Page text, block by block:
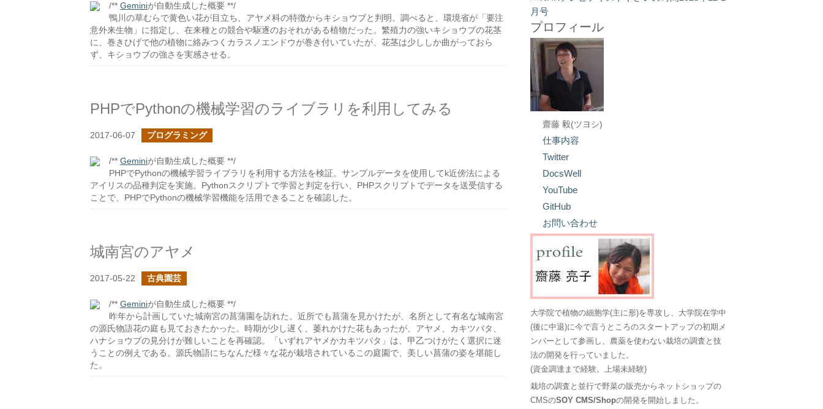
/** Geminiが自動生成した概要 **/
鴨川の草むらで黄色い花が目立ち、アヤメ科の特徴からキショウブと判明。調べると、環境省が「要注
意外来生物」に指定し、在来種との競合や駆逐のおそれがある植物だった。繁殖力の強いキショウブの花茎
に、巻きひげで他の植物に絡みつくカラスノエンドウが巻き付いていたが、花茎は少ししか曲がっておら
ず、キショウブの強さを実感させる。
PHPでPythonの機械学習のライブラリを利用してみる
2017-06-07 プログラミング
/** Geminiが自動生成した概要 **/
PHPでPythonの機械学習ライブラリを利用する方法を検証。サンプルデータを使用してk近傍法による
アイリスの品種判定を実施。Pythonスクリプトで学習と判定を行い、PHPスクリプトでデータを送受信する
ことで、PHPでPythonの機械学習機能を活用できることを確認した。
城南宮のアヤメ
2017-05-22 古典園芸
/** Geminiが自動生成した概要 **/
昨年から計画していた城南宮の菖蒲園を訪れた。近所でも菖蒲を見かけたが、名所として有名な城南宮
の源氏物語花の庭も見ておきたかった。時期が少し遅く、萎れかけた花もあったが、アヤメ、カキツバタ、
ハナショウブの見分けが難しいことを再確認。「いずれアヤメかカキツバタ」は、甲乙つけがたく選択に迷
うことの例えである。源氏物語にちなんだ様々な花が栽培されているこの庭園で、美しい菖蒲の姿を堪能し
た。
プロフィール
齋藤 毅(ツヨシ)
仕事内容
Twitter
DocsWell
YouTube
GitHub
お問い合わせ
大学院で植物の細胞学(主に形)を専攻し、大学院在学中
(後に中退)に今で言うところのスタートアップの初期メ
ンバーとして参画し、農薬を使わない栽培の調査と技
法の開発を行っていました。
(資金調達まで経験。上場未経験)
栽培の調査と並行で野菜の販売からネットショップの
CMSのSOY CMS/Shopの開発を開始しました。